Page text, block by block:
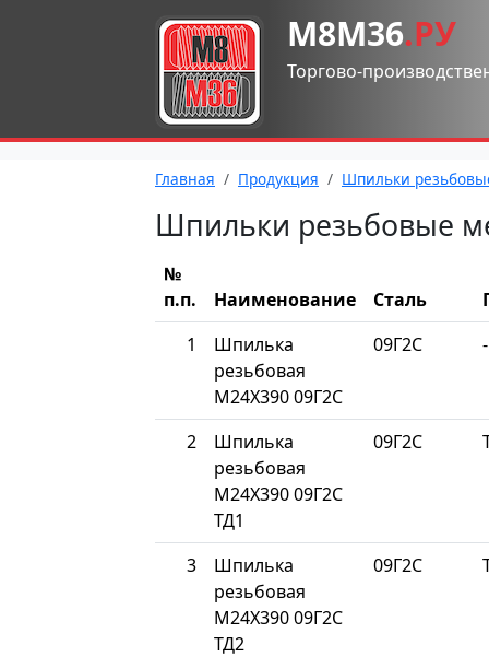
М8М36.РУ
Торгово-
Главная Продукция Шпильки
Шпильки резьбовые
№
п.п.
Наименование Сталь
1
Шпилька
резьбовая
М24Х390 09Г2С
09Г2С -
2
Шпилька
резьбовая
М24Х390 09Г2С
ТД1
09Г2С
3
Шпилька
резьбовая
М24Х390 09Г2С
ТД2
09Г2С